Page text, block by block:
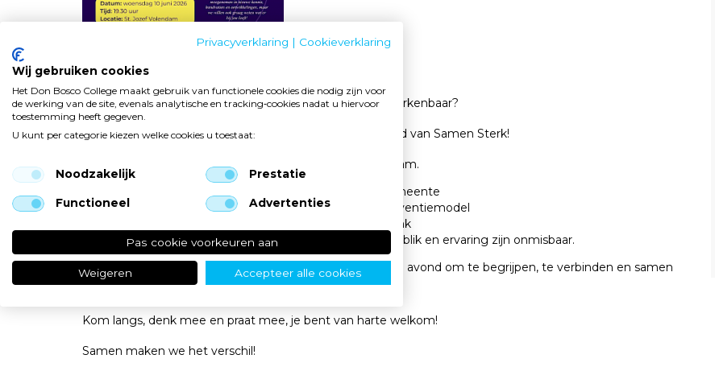
Soms lijkt het alsof je tiener in een eigen wereld leeft. Herkenbaar?
Kom naar de laagdrempelige en inspirerende ouderavond van Samen Sterk!
Woensdag 10 juni a.s. om 19:30 uur in de Jozef in Volendam.
We bespreken de laatste cijfers uit onze eigen gemeente
Delen inzichten over het succesvolle IJslandse preventiemodel
Geven een update over de wens van een jeugdhonk
Maar gaan vooral met elkaar in gesprek, want jouw blik en ervaring zijn onmisbaar.
Geen opgeheven vingertje, maar een open gesprek. Een avond om te begrijpen, te verbinden en samen
vooruit te kijken.
Kom langs, denk mee en praat mee, je bent van harte welkom!
Samen maken we het verschil!
Privacyverklaring | Cookieverklaring
Wij gebruiken cookies
Het Don Bosco College maakt gebruik van functionele cookies die nodig zijn voor
de werking van de site, evenals analytische en tracking‑cookies nadat u hiervoor
toestemming heeft gegeven.
U kunt per categorie kiezen welke cookies u toestaat:
Noodzakelijk Prestatie
Functioneel Advertenties
Pas cookie voorkeuren aan
Weigeren Accepteer alle cookies